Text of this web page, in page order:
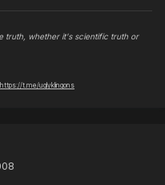
truth, whether it's scientific truth or
https://t.me/uglyklingons